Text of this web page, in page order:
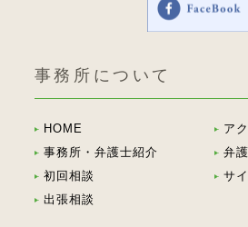
事務所について
HOME
事務所・弁護士紹介
初回相談
出張相談
ア
弁
サ